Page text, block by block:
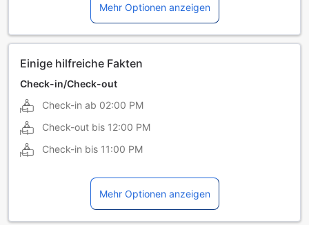
Mehr Optionen anzeigen
Einige hilfreiche Fakten
Check-in/Check-out
Check-in ab 02:00 PM
Check-out bis 12:00 PM
Check-in bis 11:00 PM
Mehr Optionen anzeigen